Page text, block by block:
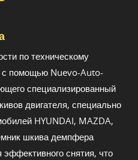
по техническому
с помощью Nuevo-Auto-
специализированный
двигателя, специально
HYUNDAI, MAZDA,
шкива демпфера
снятия, что